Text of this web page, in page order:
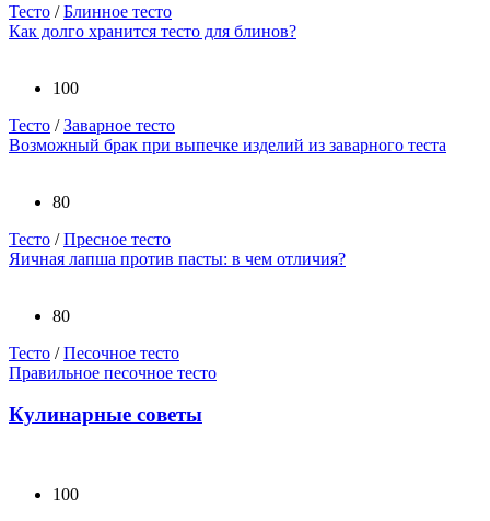
Тесто /Блинное тесто
Как долго хранится тесто для блинов?
100
Тесто /Заварное тесто
Возможный брак при выпечке изделий из заварного теста
80
Тесто /Пресное тесто
Яичная лапша против пасты: в чем отличия?
80
Тесто /Песочное тесто
Правильное песочное тесто
Кулинарные советы
100